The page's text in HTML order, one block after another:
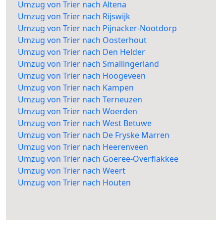
Umzug von Trier nach Altena
Umzug von Trier nach Rijswijk
Umzug von Trier nach Pijnacker-Nootdorp
Umzug von Trier nach Oosterhout
Umzug von Trier nach Den Helder
Umzug von Trier nach Smallingerland
Umzug von Trier nach Hoogeveen
Umzug von Trier nach Kampen
Umzug von Trier nach Terneuzen
Umzug von Trier nach Woerden
Umzug von Trier nach West Betuwe
Umzug von Trier nach De Fryske Marren
Umzug von Trier nach Heerenveen
Umzug von Trier nach Goeree-Overflakkee
Umzug von Trier nach Weert
Umzug von Trier nach Houten